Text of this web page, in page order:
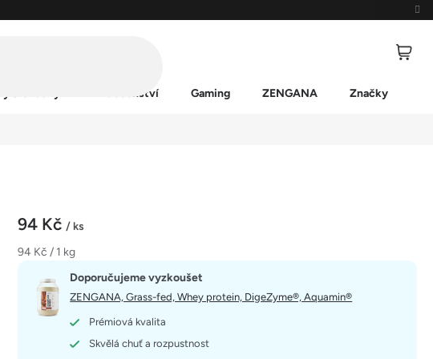
Příslušenství Gaming ZENGANA Značky
94 Kč/ ks
Měrná
94 Kč / 1 kg
Doporučujeme vyzkoušet
ZENGANA, Grass-fed, Whey protein, DigeZyme®, Aquamin®
Prémiová kvalita
Skvělá chuť a rozpustnost